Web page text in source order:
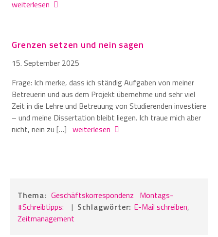
weiterlesen
Grenzen setzen und nein sagen
15. September 2025
Frage: Ich merke, dass ich ständig Aufgaben von meiner
Betreuerin und aus dem Projekt übernehme und sehr viel
Zeit in die Lehre und Betreuung von Studierenden investiere
– und meine Dissertation bleibt liegen. Ich traue mich aber
nicht, nein zu […] weiterlesen
Thema: Geschäftskorrespondenz Montags-
#Schreibtipps:
| Schlagwörter: E-Mail schreiben,
Zeitmanagement